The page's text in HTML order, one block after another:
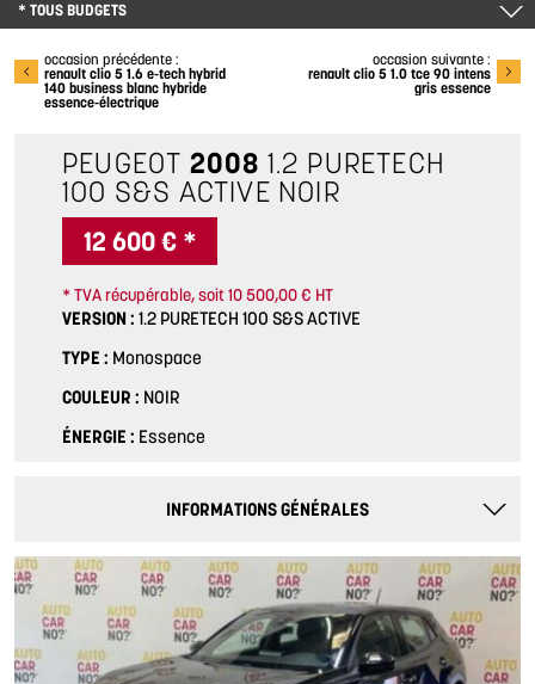
* TOUS BUDGETS
occasion précédente :
renault clio 5 1.6 e-tech hybrid
140 business blanc hybride
essence-électrique
occasion suivante :
renault clio 5 1.0 tce 90 intens
gris essence
PEUGEOT 2008 1.2 PURETECH
100 S&S ACTIVE NOIR
12 600 € *
* TVA récupérable, soit 10 500,00 € HT
VERSION 1.2 PURETECH 100 S&S ACTIVE
TYPE
Monospace
COULEUR
NOIR
ÉNERGIE
Essence
INFORMATIONS GÉNÉRALES